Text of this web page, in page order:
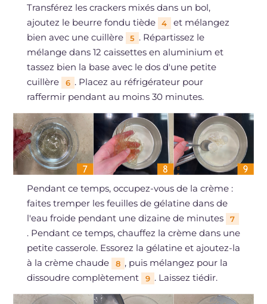
Transférez les crackers mixés dans un bol,
ajoutez le beurre fondu tiède
4
et mélangez
bien avec une cuillère
5 . Répartissez le
mélange dans 12 caissettes en aluminium et
tassez bien la base avec le dos d'une petite
cuillère
6 . Placez au réfrigérateur pour
raffermir pendant au moins 30 minutes.
Pendant ce temps, occupez-vous de la crème :
faites tremper les feuilles de gélatine dans de
l'eau froide pendant une dizaine de minutes
7
. Pendant ce temps, chauffez la crème dans une
petite casserole. Essorez la gélatine et ajoutez-la
à la crème chaude
8 , puis mélangez pour la
dissoudre complètement
9 . Laissez tiédir.